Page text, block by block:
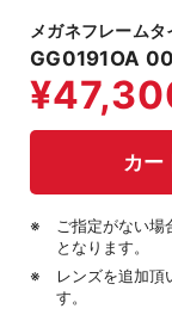
メガネフレームタ
GG0191OA
ご指定がない場
となります。
レンズを追加頂
す。